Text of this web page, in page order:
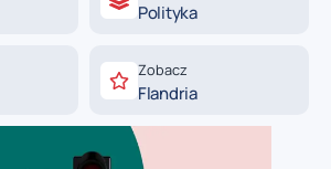
Polityka
Zobacz
Flandria